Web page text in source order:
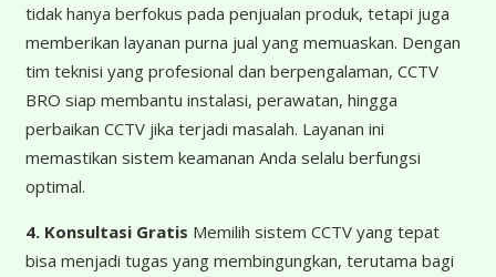
tidak hanya berfokus pada penjualan produk, tetapi juga
memberikan layanan purna jual yang memuaskan. Dengan
tim teknisi yang profesional dan berpengalaman, CCTV
BRO siap membantu instalasi, perawatan, hingga
perbaikan CCTV jika terjadi masalah. Layanan ini
memastikan sistem keamanan Anda selalu berfungsi
optimal.
4. Konsultasi Gratis Memilih sistem CCTV yang tepat
bisa menjadi tugas yang membingungkan, terutama bagi